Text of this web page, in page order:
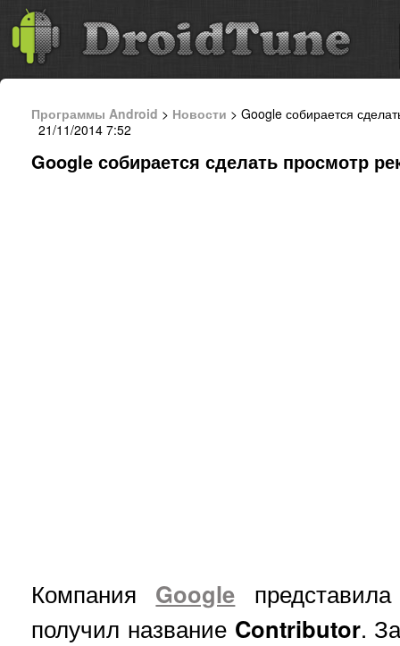
Программы Android > Новости > Google собирается
21/11/2014 7:52
Google собирается сделать просмотр
Компания Google
получил название Contributor.